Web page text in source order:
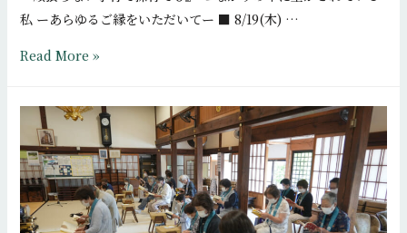
私 ーあらゆるご縁をいただいてー ■ 8/19(木) …
門
徒
研
修
会
の
Read More »